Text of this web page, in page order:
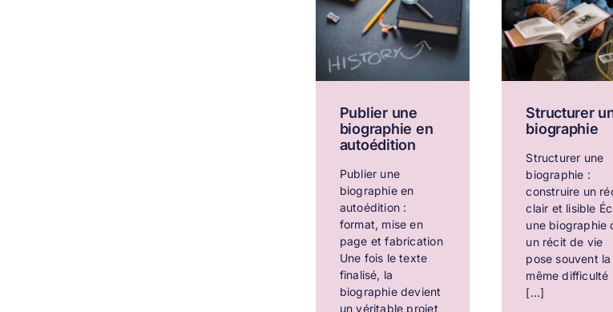
Publier une
biographie en
autoédition
Publier une
biographie en
autoédition :
format, mise en
page et fabrication
Une fois le texte
finalisé, la
biographie devient
un véritable projet
Structurer
biographie
Structurer une
biographie :
construire un
clair et lisible
une biographie
un récit de vie
pose souvent la
même difficulté
[...]